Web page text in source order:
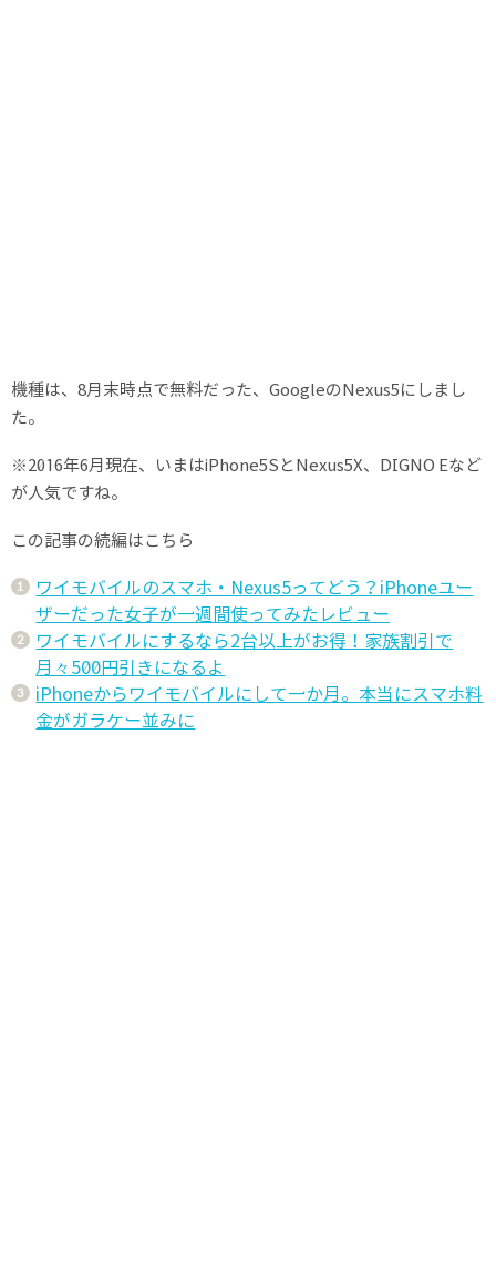
機種は、8月末時点で無料だった、GoogleのNexus5にしまし
た。
※2016年6月現在、いまはiPhone5SとNexus5X、DIGNO Eなど
が人気ですね。
この記事の続編はこちら
ワイモバイルのスマホ・Nexus5ってどう？iPhoneユー
ザーだった女子が一週間使ってみたレビュー
ワイモバイルにするなら2台以上がお得！家族割引で
月々500円引きになるよ
iPhoneからワイモバイルにして一か月。本当にスマホ料
金がガラケー並みに